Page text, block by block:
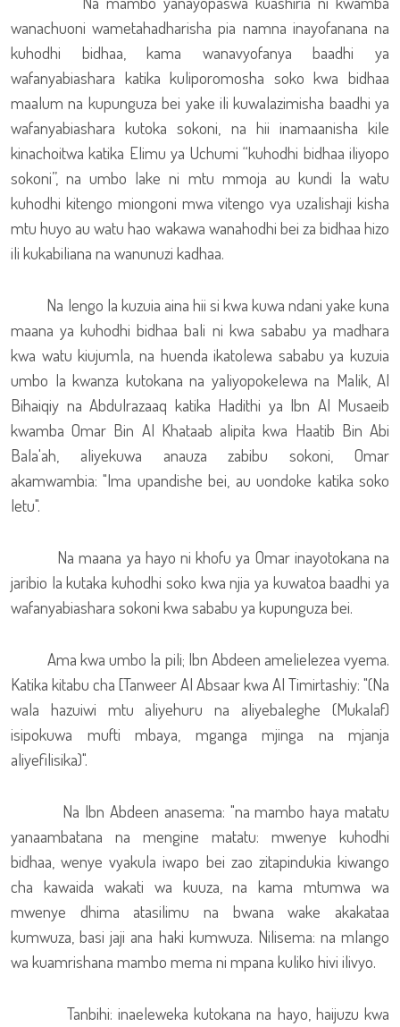
wanachuoni wametahadharisha pia namna inayofanana na
kuhodhi bidhaa, kama wanavyofanya baadhi ya
wafanyabiashara katika kuliporomosha soko kwa bidhaa
maalum na kupunguza bei yake ili kuwalazimisha baadhi ya
wafanyabiashara kutoka sokoni, na hii inamaanisha kile
kinachoitwa katika Elimu ya Uchumi “kuhodhi bidhaa iliyopo
sokoni”, na umbo lake ni mtu mmoja au kundi la watu
kuhodhi kitengo miongoni mwa vitengo vya uzalishaji kisha
mtu huyo au watu hao wakawa wanahodhi bei za bidhaa hizo
ili kukabiliana na wanunuzi kadhaa.
Na lengo la kuzuia aina hii si kwa kuwa ndani yake kuna
maana ya kuhodhi bidhaa bali ni kwa sababu ya madhara
kwa watu kiujumla, na huenda ikatolewa sababu ya kuzuia
umbo la kwanza kutokana na yaliyopokelewa na Malik, Al
Bihaiqiy na Abdulrazaaq katika Hadithi ya Ibn Al Musaeib
kwamba Omar Bin Al Khataab alipita kwa Haatib Bin Abi
Bala'ah, aliyekuwa anauza zabibu sokoni, Omar
akamwambia: "Ima upandishe bei, au uondoke katika soko
letu".
Na maana ya hayo ni khofu ya Omar inayotokana na
jaribio la kutaka kuhodhi soko kwa njia ya kuwatoa baadhi ya
wafanyabiashara sokoni kwa sababu ya kupunguza bei.
Ama kwa umbo la pili; Ibn Abdeen amelielezea vyema.
Katika kitabu cha [Tanweer Al Absaar kwa Al Timirtashiy: "(Na
wala hazuiwi mtu aliyehuru na aliyebaleghe (Mukalaf)
isipokuwa mufti mbaya, mganga mjinga na mjanja
aliyefilisika)".
Na Ibn Abdeen anasema: "na mambo haya matatu
yanaambatana na mengine matatu: mwenye kuhodhi
bidhaa, wenye vyakula iwapo bei zao zitapindukia kiwango
cha kawaida wakati wa kuuza, na kama mtumwa wa
mwenye dhima atasilimu na bwana wake akakataa
kumwuza, basi jaji ana haki kumwuza. Nilisema: na mlango
wa kuamrishana mambo mema ni mpana kuliko hivi ilivyo.
Tanbihi: inaeleweka kutokana na hayo, haijuzu kwa